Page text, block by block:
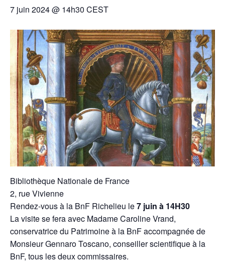
7 juin 2024 @ 14h30 CEST
Bibliothèque Nationale de France
2, rue Vivienne
Rendez-vous à la BnF Richelieu le7 juin à 14H30
La visite se fera avec Madame Caroline Vrand,
conservatrice du Patrimoine à la BnF accompagnée de
Monsieur Gennaro Toscano, conseiller scientifique à la
BnF, tous les deux commissaires.